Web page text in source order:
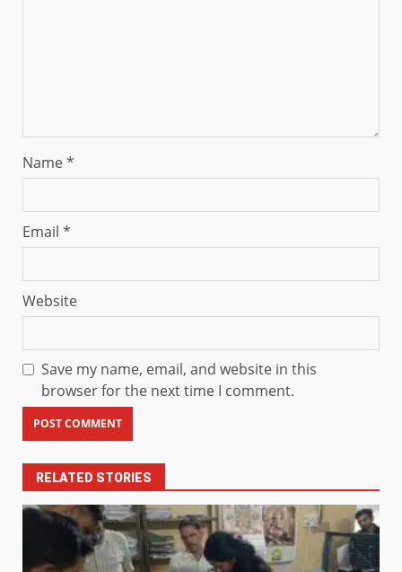
Name*
Email *
Website
Save my name, email, and website in this
browser for the next time I comment.
RELATED STORIES